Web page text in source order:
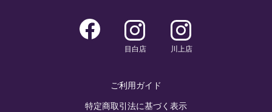
目白店 川上店
ご利用ガイド
特定商取引法に基づく表示